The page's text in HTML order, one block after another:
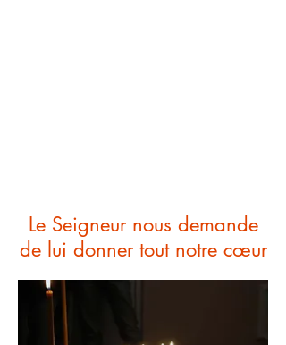
Le Seigneur nous demande
de lui donner tout notre cœur